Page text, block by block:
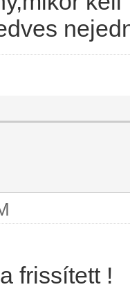
frissített !